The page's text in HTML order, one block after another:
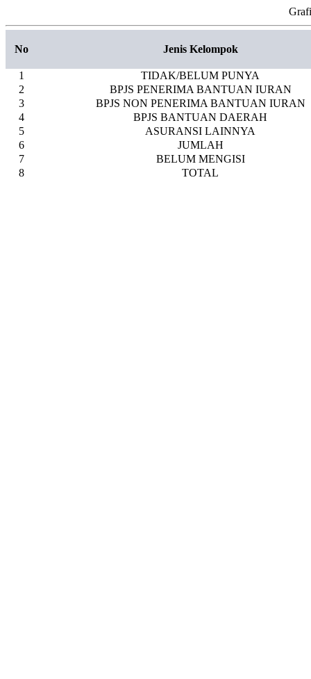
No Jenis Kelompok
1
TIDAK/BELUM PUNYA
2
BPJS PENERIMA BANTUAN IURAN
3
BPJS NON PENERIMA BANTUAN IURAN
4
BPJS BANTUAN DAERAH
5
ASURANSI LAINNYA
6
JUMLAH
7
BELUM MENGISI
8
TOTAL